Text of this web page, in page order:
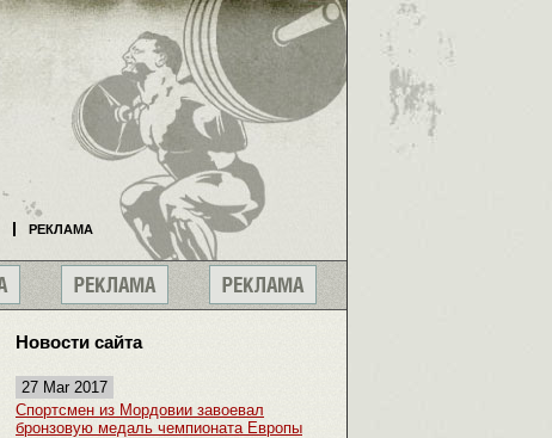
Новости сайта
27 Mar 2017
Спортсмен из Мордовии завоевал
бронзовую медаль чемпионата Европы
РЕКЛАМА